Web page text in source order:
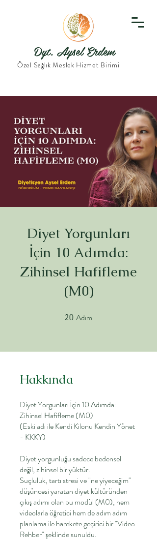
Dyt. Aysel Erdem
Özel Sağlık Meslek Hizmet Birimi
Diyet Yorgunları
İçin 10 Adımda:
Zihinsel Hafifleme
(M0)
20 Adım
Hakkında
Diyet Yorgunları İçin 10 Adımda:
Zihinsel Hafifleme (M0)
(Eski adı ile Kendi Kilonu Kendin Yönet
- KKKY)
Diyet yorgunluğu sadece bedensel
değil, zihinsel bir yüktür.
Suçluluk, tartı stresi ve "ne yiyeceğim"
düşüncesi yaratan diyet kültüründen
çıkış adımı olan bu modül (M0), hem
videolarla öğretici hem de adım adım
planlama ile harekete geçirici bir "Video
Rehber" şeklinde sunuldu.